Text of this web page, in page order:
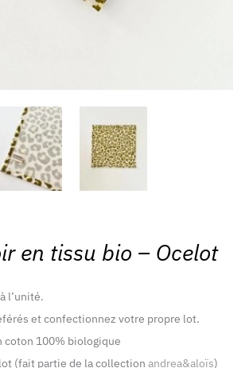
en tissu bio – Ocelot
l’unité.
et confectionnez votre propre lot.
coton 100% biologique
(fait partie de la collection andrea&aloïs)